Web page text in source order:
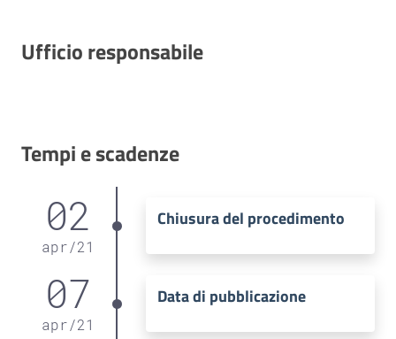
Ufficio responsabile
Tempi e scadenze
02
apr/21
Chiusura del procedimento
07
apr/21
Data di pubblicazione